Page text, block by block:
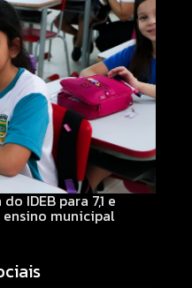
IDEB para 7,1 e
municipal